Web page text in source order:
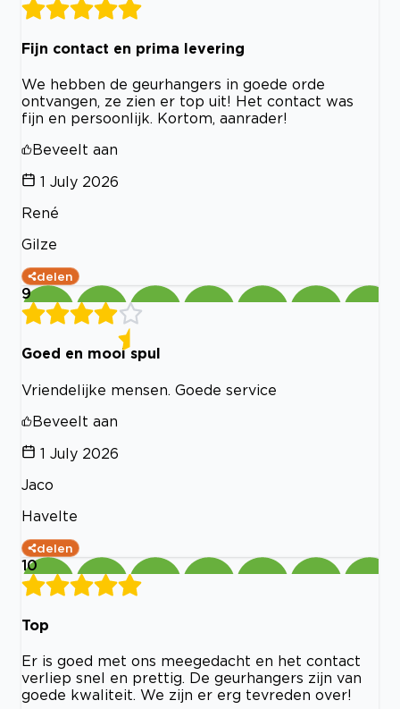
Fijn contact en prima levering
We hebben de geurhangers in goede orde
ontvangen, ze zien er top uit! Het contact was
fijn en persoonlijk. Kortom, aanrader!
Beveelt aan
1 July 2026
René
Gilze
delen
9
Goed en mooi spul
Vriendelijke mensen. Goede service
Beveelt aan
1 July 2026
Jaco
Havelte
delen
10
Top
Er is goed met ons meegedacht en het contact
verliep snel en prettig. De geurhangers zijn van
goede kwaliteit. We zijn er erg tevreden over!